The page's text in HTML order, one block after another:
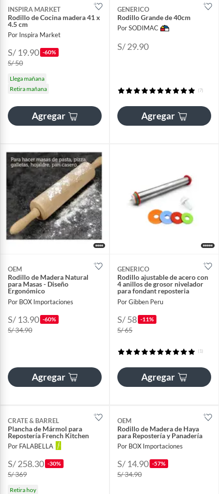
INSPIRA MARKET
Rodillo de Cocina madera 41 x
4.5 cm
Por Inspira Market
S/ 19.90 -60%
S/ 50
Llega mañana
Retira mañana
Agregar
GENERICO
Rodillo Grande de 40cm
Por SODIMAC
S/ 29.90
(7)
Agregar
OEM
Rodillo de Madera Natural
para Masas - Diseño
Ergonómico
Por BOX Importaciones
S/ 13.90 -60%
S/ 34.90
Agregar
GENERICO
Rodillo ajustable de acero con
4 anillos de grosor nivelador
para fondant reposteria
Por Gibben Peru
S/ 58 -11%
S/ 65
(1)
Agregar
CRATE & BARREL
Plancha de Mármol para
Repostería French Kitchen
Por FALABELLA
S/ 258.30 -30%
S/ 369
Retira hoy
OEM
Rodillo de Madera de Haya
para Repostería y Panadería
Por BOX Importaciones
S/ 14.90 -57%
S/ 34.90